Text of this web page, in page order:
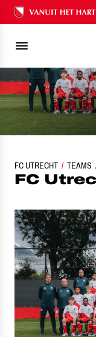
Ons nalatenschap
FC UTRECHT TEAMS
FC